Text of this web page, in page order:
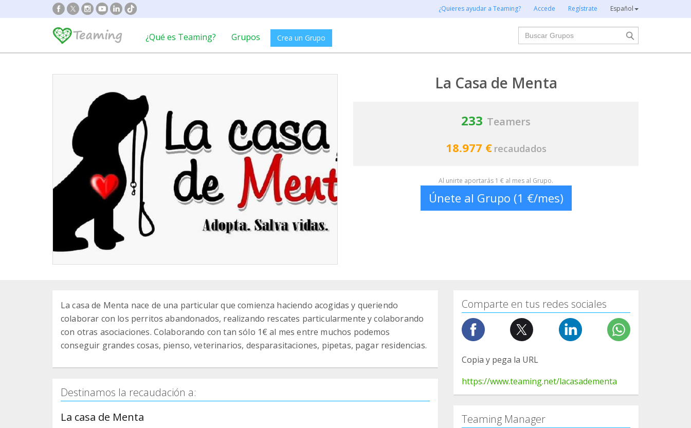
¿Quieres ayudar a Teaming? Accede Regístrate Español
¿Qué es Teaming? Grupos Crea un Grupo
Buscar
La Casa de Menta
233 Teamers
18.977 € recaudados
Al unirte aportarás 1 € al mes al Grupo.
Únete al Grupo (1 €/mes)
La casa de Menta nace de una particular que comienza haciendo acogidas y queriendo
colaborar con los perritos abandonados, realizando rescates particularmente y colaborando
con otras asociaciones. Colaborando con tan sólo 1€ al mes entre muchos podemos
conseguir grandes cosas, pienso, veterinarios, desparasitaciones, pipetas, pagar residencias.
Destinamos la recaudación a:
La casa de Menta
Comparte en tus redes sociales
Copia y pega la URL
https://www.teaming.net/lacasadementa
Teaming Manager